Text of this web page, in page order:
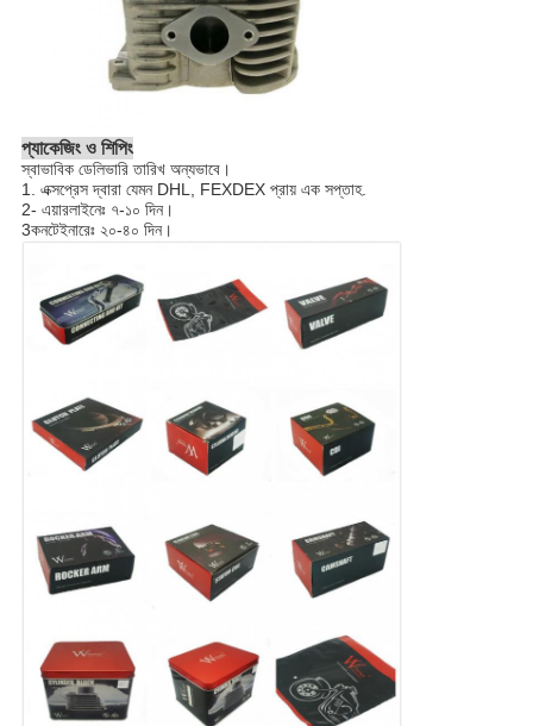
প্যাকেজিং ও শিপিং
স্বাভাবিক ডেলিভারি তারিখ অন্যভাবে।
1. এক্সপ্রেস দ্বারা যেমন DHL, FEXDEX প্রায় এক সপ্তাহ.
2- এয়ারলাইনেঃ ৭-১০ দিন।
3কনটেইনারেঃ ২০-৪০ দিন।